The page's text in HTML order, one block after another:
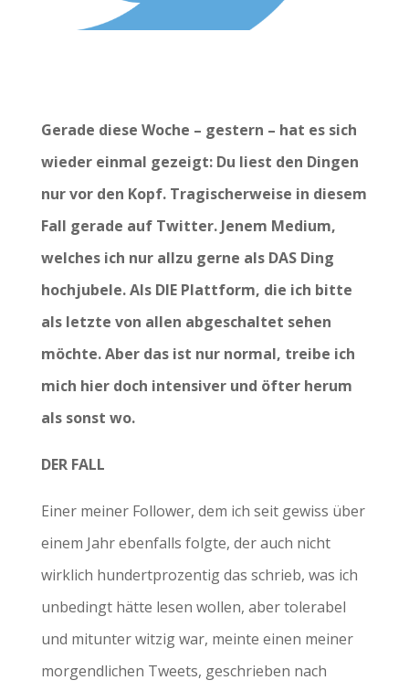
Gerade diese Woche – gestern – hat es sich
wieder einmal gezeigt: Du liest den Dingen
nur vor den Kopf. Tragischerweise in diesem
Fall gerade auf Twitter. Jenem Medium,
welches ich nur allzu gerne als DAS Ding
hochjubele. Als DIE Plattform, die ich bitte
als letzte von allen abgeschaltet sehen
möchte. Aber das ist nur normal, treibe ich
mich hier doch intensiver und öfter herum
als sonst wo.
DER FALL
Einer meiner Follower, dem ich seit gewiss über
einem Jahr ebenfalls folgte, der auch nicht
wirklich hundertprozentig das schrieb, was ich
unbedingt hätte lesen wollen, aber tolerabel
und mitunter witzig war, meinte einen meiner
morgendlichen Tweets, geschrieben nach